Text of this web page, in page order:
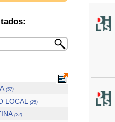
(57)
LOCAL (25)
(22)